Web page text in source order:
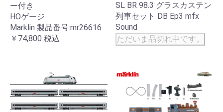
ー付き
HOゲージ
Marklin 製品番号:mr26616
￥74,800 税込
SL BR 98.3 グラスカステン
列車セット DB Ep3 mfx
Sound
ただいま品切れ中です。